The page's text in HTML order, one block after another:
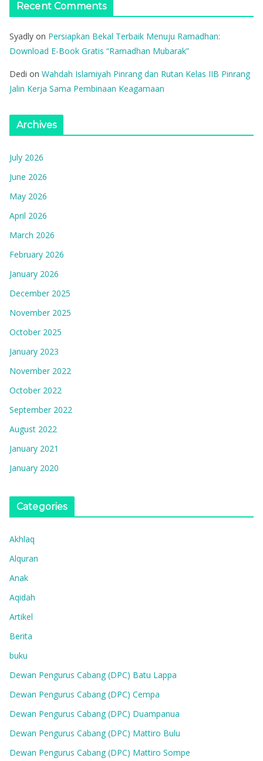
Recent Comments
Syadly on Persiapkan Bekal Terbaik Menuju Ramadhan:
Download E-Book Gratis “Ramadhan Mubarak”
Dedi on Wahdah Islamiyah Pinrang dan Rutan Kelas IIB Pinrang
Jalin Kerja Sama Pembinaan Keagamaan
Archives
July 2026
June 2026
May 2026
April 2026
March 2026
February 2026
January 2026
December 2025
November 2025
October 2025
January 2023
November 2022
October 2022
September 2022
August 2022
January 2021
January 2020
Categories
Akhlaq
Alquran
Anak
Aqidah
Artikel
Berita
buku
Dewan Pengurus Cabang (DPC) Batu Lappa
Dewan Pengurus Cabang (DPC) Cempa
Dewan Pengurus Cabang (DPC) Duampanua
Dewan Pengurus Cabang (DPC) Mattiro Bulu
Dewan Pengurus Cabang (DPC) Mattiro Sompe